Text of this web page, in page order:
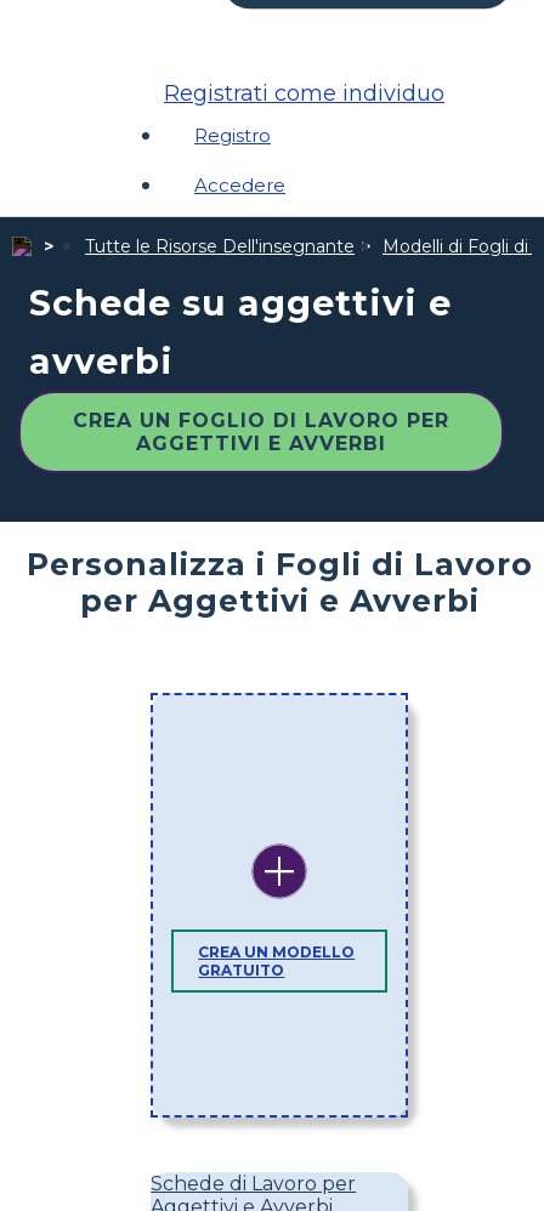
Registrati come individuo
Registro
Accedere
Tutte le Risorse Dell'insegnante Modelli di Fogli di
Schede su aggettivi e
avverbi
CREA UN FOGLIO DI LAVORO PER
AGGETTIVI E AVVERBI
Personalizza i Fogli di Lavoro
per Aggettivi e Avverbi
CREA UN MODELLO
GRATUITO
Schede di Lavoro per